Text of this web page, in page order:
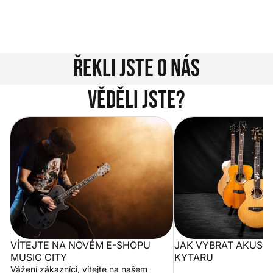
Řekli jste o nás
Věděli jste?
Vítejte na novém e-shopu Music
City
VÍTEJTE NA NOVÉM E-SHOPU
MUSIC CITY
Vážení zákazníci, vítejte na našem
Jak vybrat
JAK VYBRAT
KYTARU